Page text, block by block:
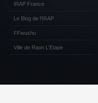
IRAP France
Le Blog de l'IRAP
FFwushu
Ville de Raon L'Etape